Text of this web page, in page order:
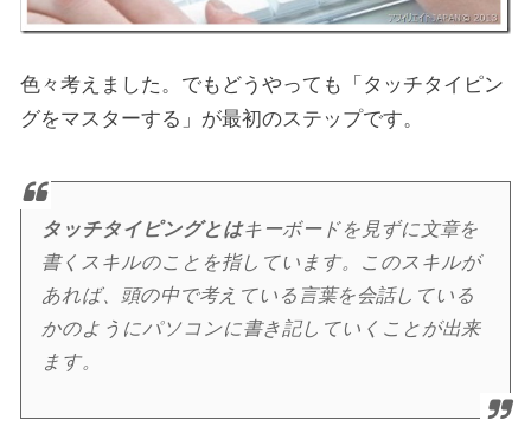
色々考えました。でもどうやっても「タッチタイピン
グをマスターする」が最初のステップです。
タッチタイピングとはキーボードを見ずに文章を
書くスキルのことを指しています。このスキルが
あれば、頭の中で考えている言葉を会話している
かのようにパソコンに書き記していくことが出来
ます。